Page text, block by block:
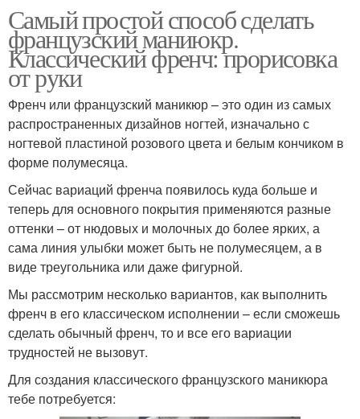
Самый простой способ сделать
французский маниюкр.
Классический френч: прорисовка
от руки
Френч или французский маникюр – это один из самых
распространенных дизайнов ногтей, изначально с
ногтевой пластиной розового цвета и белым кончиком в
форме полумесяца.
Сейчас вариаций френча появилось куда больше и
теперь для основного покрытия применяются разные
оттенки – от нюдовых и молочных до более ярких, а
сама линия улыбки может быть не полумесяцем, а в
виде треугольника или даже фигурной.
Мы рассмотрим несколько вариантов, как выполнить
френч в его классическом исполнении – если сможешь
сделать обычный френч, то и все его вариации
трудностей не вызовут.
Для создания классического французского маникюра
тебе потребуется: